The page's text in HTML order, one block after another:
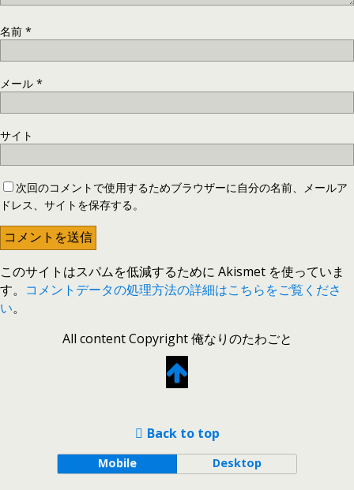
名前 *
メール *
サイト
次回のコメントで使用するためブラウザーに自分の名前、メールア
ドレス、サイトを保存する。
このサイトはスパムを低減するために Akismet を使っていま
す。 コメントデータの処理方法の詳細はこちらをご覧くださ
い。
All content Copyright 俺なりのたわごと
Back to top
Mobile Desktop